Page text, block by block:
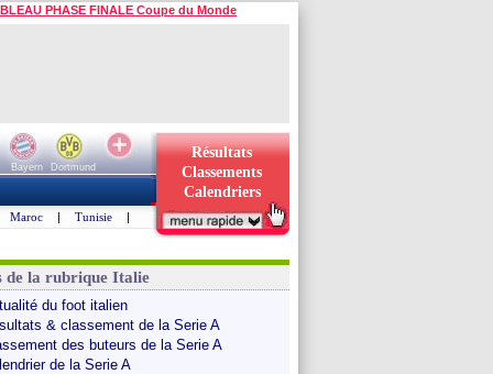
PHASE FINALE Coupe du Monde
Bayern
Dortmund
Résultats
Classements
Calendriers
Maroc | Tunisie |
de la rubrique Italie
du foot italien
& classement de la Serie A
des buteurs de la Serie A
de la Serie A